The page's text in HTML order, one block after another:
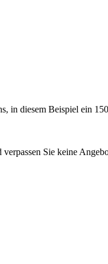
diesem Beispiel ein
verpassen Sie keine